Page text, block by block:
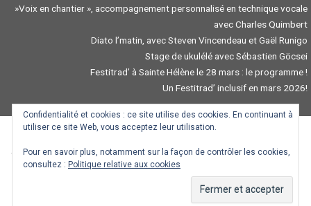
»Voix en chantier », accompagnement personnalisé en technique vocale
avec Charles Quimbert
Diato l’matin, avec Steven Vincendeau et Gaël Runigo
Stage de ukulélé avec Sébastien Göcsei
Festitrad’ à Sainte Hélène le 28 mars : le programme !
Un Festitrad’ inclusif en mars 2026!
Traduction / Troidigezh : Gwendal Mevel, Mazhew Coviaux, Goulven Dauneau,
Ronan Pinc .Mallory Pogam
Confidentialité et cookies : ce site utilise des cookies. En continuant à
utiliser ce site Web, vous acceptez leur utilisation.
Pour en savoir plus, notamment sur la façon de contrôler les cookies,
consultez : Politique relative aux cookies